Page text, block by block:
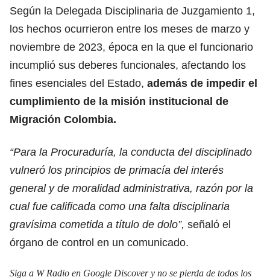
Según la Delegada Disciplinaria de Juzgamiento 1,
los hechos ocurrieron entre los meses de marzo y
noviembre de 2023, época en la que el funcionario
incumplió sus deberes funcionales, afectando los
fines esenciales del Estado, además de impedir el
cumplimiento de la misión institucional de
Migración Colombia.
“Para la Procuraduría, la conducta del disciplinado
vulneró los principios de primacía del interés
general y de moralidad administrativa, razón por la
cual fue calificada como una falta disciplinaria
gravísima cometida a título de dolo”, señaló el
órgano de control en un comunicado.
Siga a W Radio en Google Discover y no se pierda de todos los